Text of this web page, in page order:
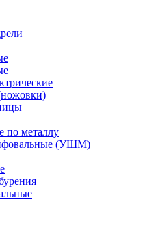
по металлу
(УШМ)